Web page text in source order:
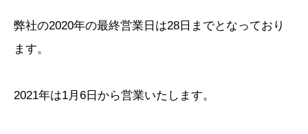
弊社の2020年の最終営業日は28日までとなっており
ます。
2021年は1月6日から営業いたします。